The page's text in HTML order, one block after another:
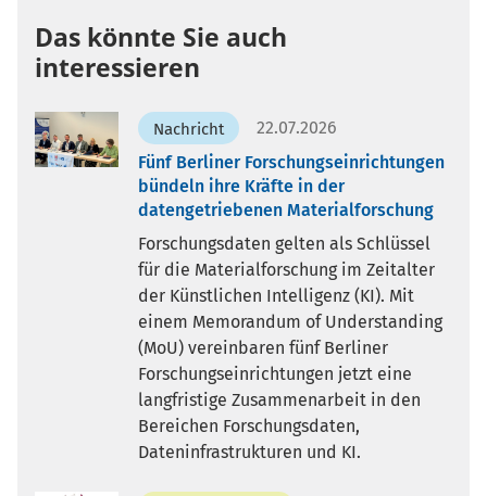
Das könnte Sie auch
interessieren
Nachricht
22.07.2026
Fünf Berliner Forschungseinrichtungen
bündeln ihre Kräfte in der
datengetriebenen Materialforschung
Forschungsdaten gelten als Schlüssel
für die Materialforschung im Zeitalter
der Künstlichen Intelligenz (KI). Mit
einem Memorandum of Understanding
(MoU) vereinbaren fünf Berliner
Forschungseinrichtungen jetzt eine
langfristige Zusammenarbeit in den
Bereichen Forschungsdaten,
Dateninfrastrukturen und KI.